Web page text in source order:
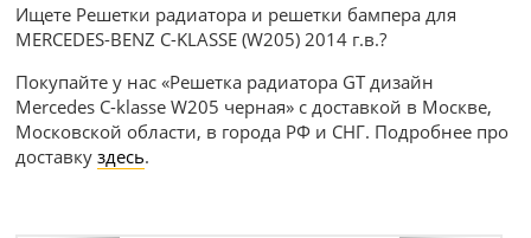
Ищете Решетки радиатора и решетки бампера для
MERCEDES-BENZ C-KLASSE (W205) 2014 г.в.?
Покупайте у нас «Решетка радиатора GT дизайн
Mercedes C-klasse W205 черная» с доставкой в Москве,
Московской области, в города РФ и СНГ. Подробнее про
доставкуздесь.